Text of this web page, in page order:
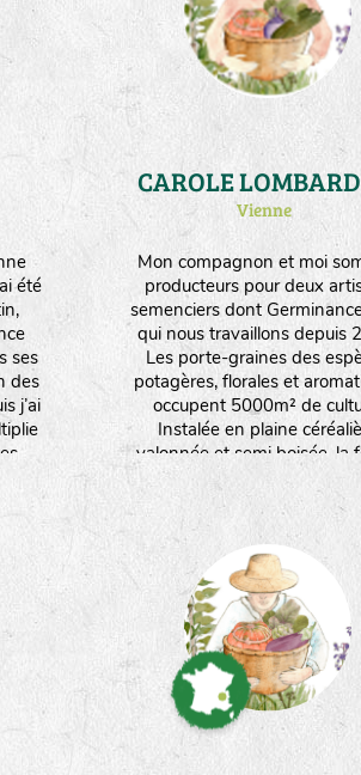
été
ses
des
j’ai
et
les
ces
à
Mon compagnon et moi
producteurs pour deux
semenciers dont
qui nous travaillons depuis
Les porte-graines des
potagères, florales et
occupent 5000m² de
Instalée en plaine
valonnée et semi boisée, la
produit aussi des céréales
fourrage. Nous orientons
vers un maximum
produites en culture
CAROLE
Vienne